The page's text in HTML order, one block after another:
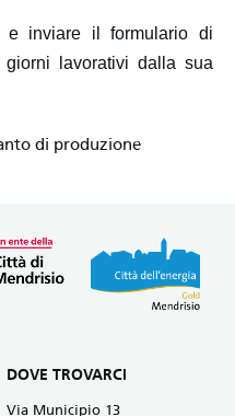
e inviare il formulario di
giorni lavorativi dalla sua
di produzione
DOVE TROVARCI
Via Municipio 13